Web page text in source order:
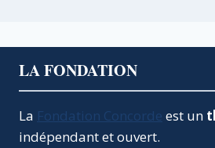
LA FONDATION
La Fondation Concorde est un
indépendant et ouvert.